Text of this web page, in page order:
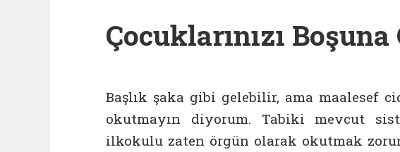
Çocuklarınızı
Başlık şaka gibi gelebilir, ama maalesef
okutmayın diyorum. Tabiki mevcut
ilkokulu zaten örgün olarak okutmak